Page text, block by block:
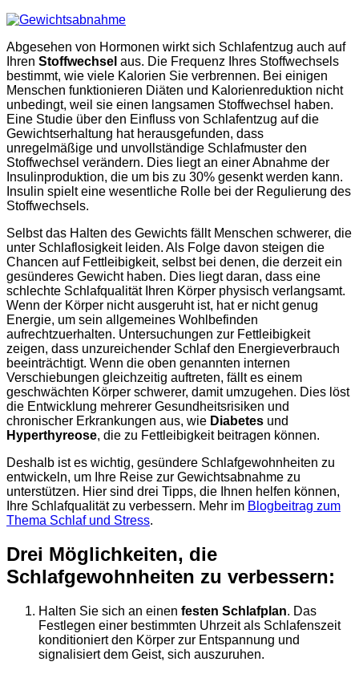
Abgesehen von Hormonen wirkt sich Schlafentzug auch auf
Ihren Stoffwechsel aus. Die Frequenz Ihres Stoffwechsels
bestimmt, wie viele Kalorien Sie verbrennen. Bei einigen
Menschen funktionieren Diäten und Kalorienreduktion nicht
unbedingt, weil sie einen langsamen Stoffwechsel haben.
Eine Studie über den Einfluss von Schlafentzug auf die
Gewichtserhaltung hat herausgefunden, dass
unregelmäßige und unvollständige Schlafmuster den
Stoffwechsel verändern. Dies liegt an einer Abnahme der
Insulinproduktion, die um bis zu 30% gesenkt werden kann.
Insulin spielt eine wesentliche Rolle bei der Regulierung des
Stoffwechsels.
Selbst das Halten des Gewichts fällt Menschen schwerer, die
unter Schlaflosigkeit leiden. Als Folge davon steigen die
Chancen auf Fettleibigkeit, selbst bei denen, die derzeit ein
gesünderes Gewicht haben. Dies liegt daran, dass eine
schlechte Schlafqualität Ihren Körper physisch verlangsamt.
Wenn der Körper nicht ausgeruht ist, hat er nicht genug
Energie, um sein allgemeines Wohlbefinden
aufrechtzuerhalten. Untersuchungen zur Fettleibigkeit
zeigen, dass unzureichender Schlaf den Energieverbrauch
beeinträchtigt. Wenn die oben genannten internen
Verschiebungen gleichzeitig auftreten, fällt es einem
geschwächten Körper schwerer, damit umzugehen. Dies löst
die Entwicklung mehrerer Gesundheitsrisiken und
chronischer Erkrankungen aus, wie Diabetes und
Hyperthyreose, die zu Fettleibigkeit beitragen können.
Deshalb ist es wichtig, gesündere Schlafgewohnheiten zu
entwickeln, um Ihre Reise zur Gewichtsabnahme zu
unterstützen. Hier sind drei Tipps, die Ihnen helfen können,
Ihre Schlafqualität zu verbessern. Mehr im Blogbeitrag zum
Thema Schlaf und Stress.
Drei Möglichkeiten, die
Schlafgewohnheiten zu verbessern:
Halten Sie sich an einen festen Schlafplan. Das
Festlegen einer bestimmten Uhrzeit als Schlafenszeit
konditioniert den Körper zur Entspannung und
signalisiert dem Geist, sich auszuruhen.